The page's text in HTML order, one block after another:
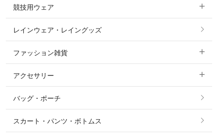
カットソー・Tシャツ・タンクトップ
パーカー・トレーナー・スウェット
ニット・セーター
シャツ・ブラウス・ワンピース
コート
ジャケット・ブルゾン
その他 アウター
競技用ウェア
すべての競技用ウェア
ショージャケット
ショーシャツ
レインウェア・レイングッズ
ファッション雑貨
すべてのファッション雑貨
ソックス
ベルト
アクセサリー
すべてのアクセサリー
リング
バッグ・ポーチ
スカート・パンツ・ボトムス